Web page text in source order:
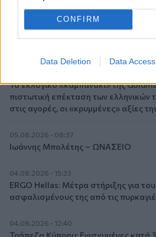
CONFIRM
Data Deletion Data Access
05.08.2026 - 09:20
Το εκλογικό «καμπανάκι» της
πιστωτική επέκταση των ελληνικών
στις αγορές, οι «κρυμμένες» αξίες
05.08.2026 - 08:37
Ιωάννης Μπολέτης – ΩΝΑΣΕΙΟ
04.08.2026 - 15:33
ERGO Hellas: Μέτρα στήριξης για
ασφαλισμένους της από τις
04.08.2026 - 12:40
Τράπεζα Κύπρου: Ενισχυμένες κατά